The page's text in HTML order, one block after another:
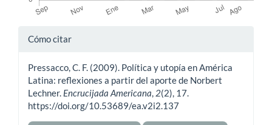
Detalles
artículo
Cómo citar
Pressacco, C. F. (2009). Política y utopía en América
Latina: reflexiones a partir del aporte de Norbert
Lechner. Encrucijada Americana, 2(2), 17.
https://doi.org/10.53689/ea.v2i2.137